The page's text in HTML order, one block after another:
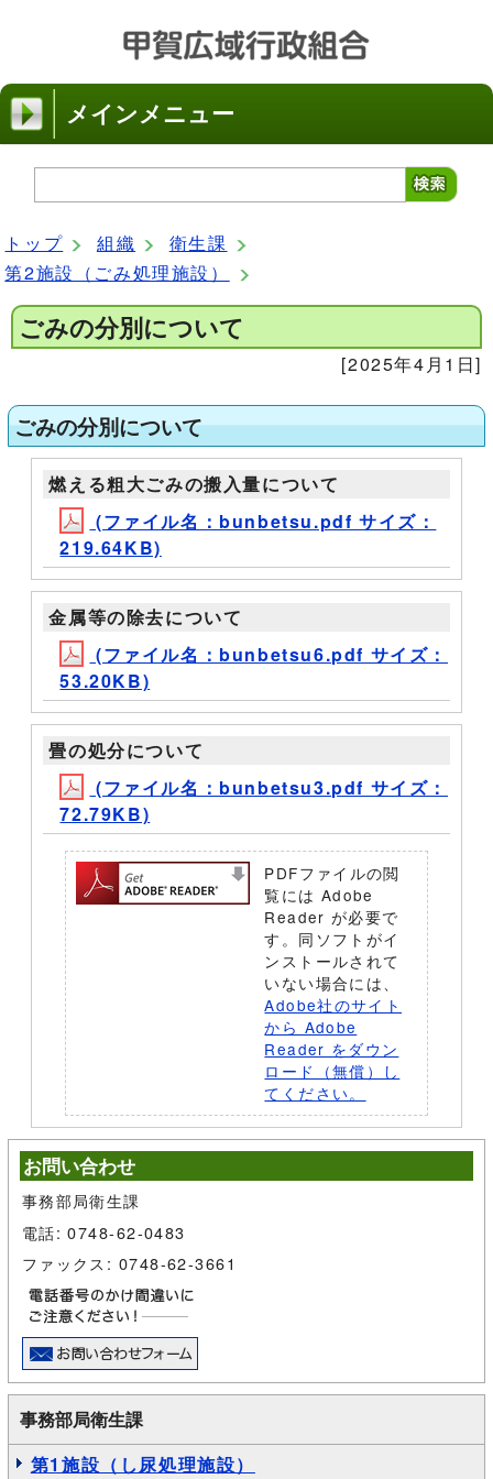
メインメニュー
トップ 組織
衛生課
第2施設（ごみ処理施設）
ごみの分別について
[2025年4月1日]
ごみの分別について
燃える粗大ごみの搬入量について
(ファイル名：bunbetsu.pdf サイズ：
219.64KB)
金属等の除去について
(ファイル名：bunbetsu6.pdf サイズ：
53.20KB)
畳の処分について
(ファイル名：bunbetsu3.pdf サイズ：
72.79KB)
PDFファイルの閲
覧には Adobe
Reader が必要で
す。同ソフトがイ
ンストールされて
いない場合には、
Adobe社のサイト
から Adobe
Reader をダウン
ロード（無償）し
てください。
お問い合わせ
事務部局衛生課
電話: 0748-62-0483
ファックス: 0748-62-3661
事務部局衛生課
第1施設（し尿処理施設）